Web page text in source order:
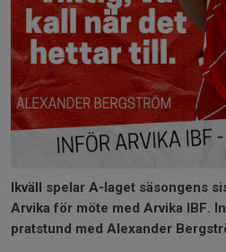
Ikväll spelar A-laget säsongens
Arvika för möte med Arvika IBF.
pratstund med Alexander